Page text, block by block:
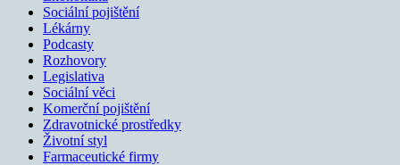
Sociální pojištění
Lékárny
Podcasty
Rozhovory
Legislativa
Sociální věci
Komerční pojištění
Zdravotnické prostředky
Životní styl
Farmaceutické firmy